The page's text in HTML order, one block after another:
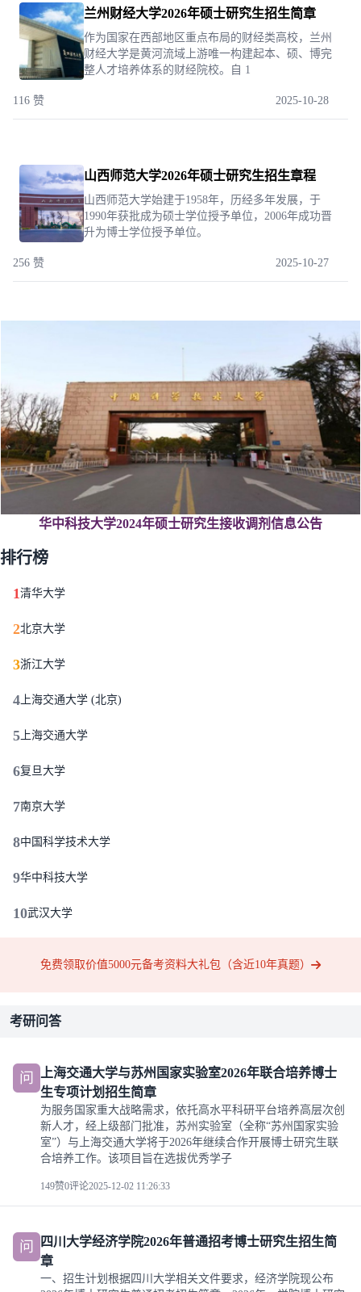
兰州财经大学2026年硕士研究生招生简章
作为国家在西部地区重点布局的财经类高校，兰州
财经大学是黄河流域上游唯一构建起本、硕、博完
整人才培养体系的财经院校。自 1
116 赞 2025-10-28
山西师范大学2026年硕士研究生招生章程
山西师范大学始建于1958年，历经多年发展，于
1990年获批成为硕士学位授予单位，2006年成功晋
升为博士学位授予单位。
256 赞 2025-10-27
华中科技大学2024年硕士研究生接收调剂信息公告
排行榜
1清华大学
2北京大学
3浙江大学
4 上海交通大学 (北京)
5 上海交通大学
6复旦大学
7南京大学
8中国科学技术大学
9华中科技大学
10武汉大学
免费领取价值5000元备考资料大礼包（含近10年真题）
考研问答
问
上海交通大学与苏州国家实验室2026年联合培养博士
生专项计划招生简章
为服务国家重大战略需求，依托高水平科研平台培养高层次创
新人才，经上级部门批准，苏州实验室（全称“苏州国家实验
室”）与上海交通大学将于2026年继续合作开展博士研究生联
合培养工作。该项目旨在选拔优秀学子
149赞0评论2025-12-02 11:26:33
问
四川大学经济学院2026年普通招考博士研究生招生简
章
一、招生计划根据四川大学相关文件要求，经济学院现公布